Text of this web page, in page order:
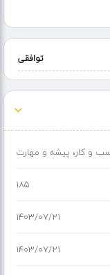
توافقی
و کار، پیشه و مهارت
185
۱۴۰۳/۰۷/۲۱
۱۴۰۳/۰۷/۲۱